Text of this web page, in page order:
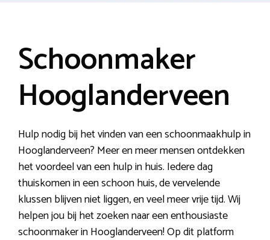
Schoonmaker
Hooglanderveen
Hulp nodig bij het vinden van een schoonmaakhulp in
Hooglanderveen? Meer en meer mensen ontdekken
het voordeel van een hulp in huis. Iedere dag
thuiskomen in een schoon huis, de vervelende
klussen blijven niet liggen, en veel meer vrije tijd. Wij
helpen jou bij het zoeken naar een enthousiaste
schoonmaker in Hooglanderveen! Op dit platform